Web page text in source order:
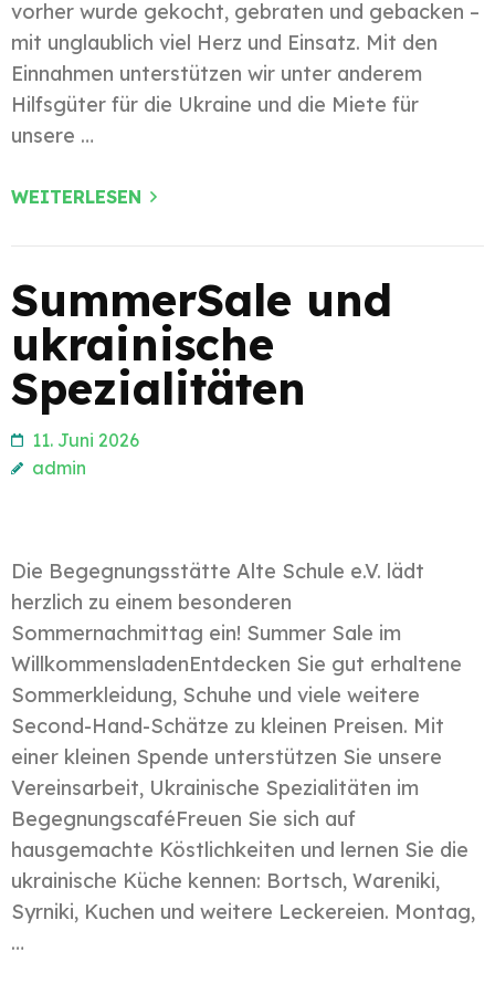
vorher wurde gekocht, gebraten und gebacken –
mit unglaublich viel Herz und Einsatz. Mit den
Einnahmen unterstützen wir unter anderem
Hilfsgüter für die Ukraine und die Miete für
unsere …
WEITERLESEN
SummerSale und
ukrainische
Spezialitäten
11. Juni 2026
admin
Die Begegnungsstätte Alte Schule e.V. lädt
herzlich zu einem besonderen
Sommernachmittag ein! Summer Sale im
WillkommensladenEntdecken Sie gut erhaltene
Sommerkleidung, Schuhe und viele weitere
Second-Hand-Schätze zu kleinen Preisen. Mit
einer kleinen Spende unterstützen Sie unsere
Vereinsarbeit, Ukrainische Spezialitäten im
BegegnungscaféFreuen Sie sich auf
hausgemachte Köstlichkeiten und lernen Sie die
ukrainische Küche kennen: Bortsch, Wareniki,
Syrniki, Kuchen und weitere Leckereien. Montag,
…